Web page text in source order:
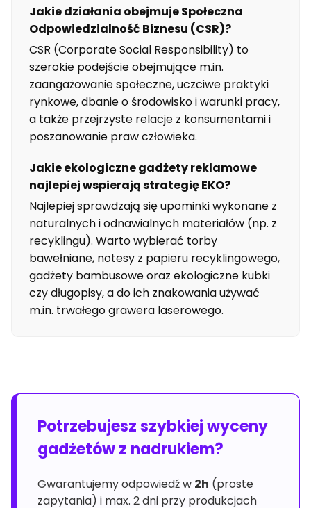
Jakie działania obejmuje Społeczna
Odpowiedzialność Biznesu (CSR)?
CSR (Corporate Social Responsibility) to
szerokie podejście obejmujące m.in.
zaangażowanie społeczne, uczciwe praktyki
rynkowe, dbanie o środowisko i warunki pracy,
a także przejrzyste relacje z konsumentami i
poszanowanie praw człowieka.
Jakie ekologiczne gadżety reklamowe
najlepiej wspierają strategię EKO?
Najlepiej sprawdzają się upominki wykonane z
naturalnych i odnawialnych materiałów (np. z
recyklingu). Warto wybierać torby
bawełniane, notesy z papieru recyklingowego,
gadżety bambusowe oraz ekologiczne kubki
czy długopisy, a do ich znakowania używać
m.in. trwałego grawera laserowego.
Potrzebujesz szybkiej wyceny
gadżetów z nadrukiem?
Gwarantujemy odpowiedź w 2h (proste
zapytania) i max. 2 dni przy produkcjach